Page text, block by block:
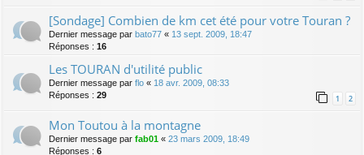
[Sondage] Combien de km cet été pour votre Touran ?
Dernier message par bato77 « 13 sept. 2009, 18:47
Réponses : 16
Les TOURAN d'utilité public
Dernier message par flo « 18 avr. 2009, 08:33
Réponses : 29 1 2
Mon Toutou à la montagne
Dernier message par fab01 « 23 mars 2009, 18:49
Réponses : 6